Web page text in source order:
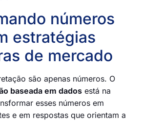
números
estratégias
de mercado
são apenas números. O
baseada em dados está na
esses números em
e em respostas que orientam a